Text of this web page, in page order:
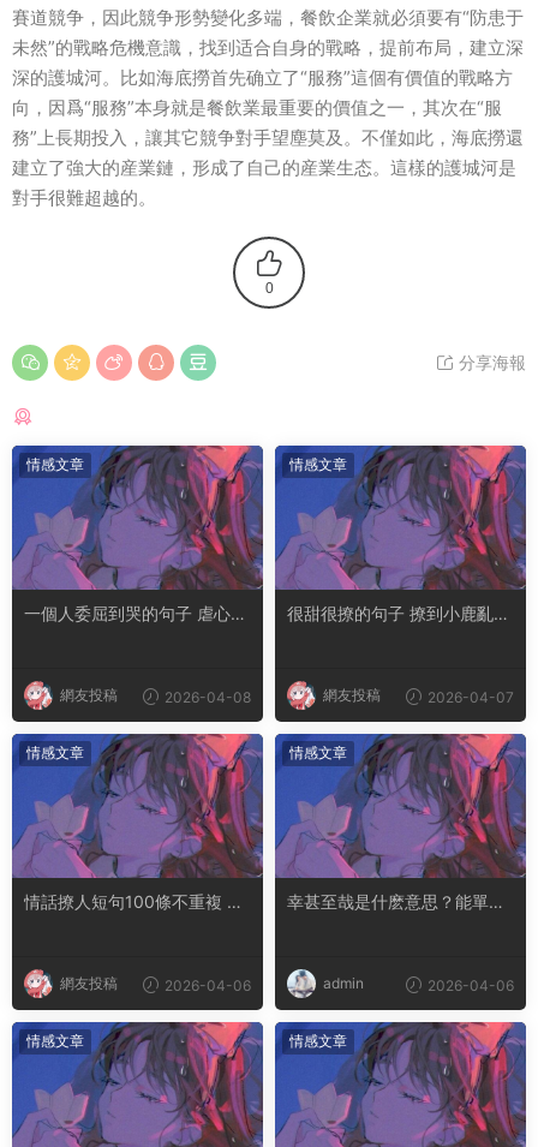
賽道競争，因此競争形勢變化多端，餐飲企業就必須要有“防患于
未然”的戰略危機意識，找到适合自身的戰略，提前布局，建立深
深的護城河。比如海底撈首先确立了“服務”這個有價值的戰略方
向，因爲“服務”本身就是餐飲業最重要的價值之一，其次在“服
務”上長期投入，讓其它競争對手望塵莫及。不僅如此，海底撈還
建立了強大的産業鏈，形成了自己的産業生态。這樣的護城河是
對手很難超越的。
0
分享海報
情感文章
一個人委屈到哭的句子 虐心到
網友投稿 2026-04-08
情感文章
很甜很撩的句子 撩到小鹿亂撞
網友投稿 2026-04-07
情感文章
情話撩人短句100條不重複 土
網友投稿 2026-04-06
情感文章
幸甚至哉是什麽意思？能單獨
admin 2026-04-06
情感文章 情感文章